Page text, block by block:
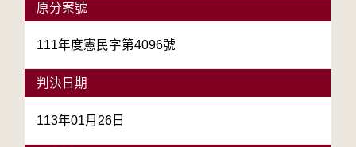
原分案號
111年度憲民字第4096號
判決日期
113年01月26日